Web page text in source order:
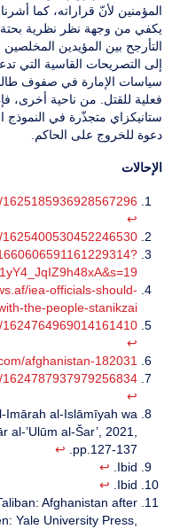
المؤمنين لأنّ قراراته، كما
يكفي من وجهة نظر نظرية
التأرجح بين المؤيدين
إلى التصريحات القاسية التي
سياسات الإمارة في صفوف
فعلية للقتل. من ناحية أخرى،
ستانيكزاي متجذّرة في النموذج
دعوة للخروج على الحاكم.
الإحالات
↩︎
iea-officials-should-
the-people-stanikzai/
↩︎
afghanistan-182031
↩︎
Imārah al-Islāmīyah wa
’Ulūm al-Šar’, 2021,
pp.127-137.
↩︎
Ibid.
↩︎
Ibid.
↩︎
Afghanistan after
Yale University Press,